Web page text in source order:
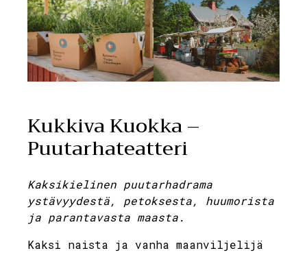
Kukkiva Kuokka –
Puutarhateatteri
Kaksikielinen puutarhadrama
ystävyydestä, petoksesta, huumorista
ja parantavasta maasta.
Kaksi naista ja vanha maanviljelijä